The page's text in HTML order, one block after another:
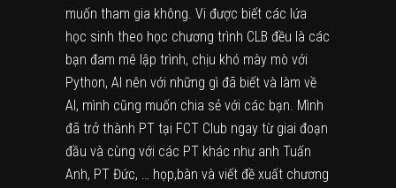
muốn tham gia không. Vi được biết các lứa
học sinh theo học chương trình CLB đều là các
bạn đam mê lập trình, chịu khó mày mò với
Python, AI nên với những gì đã biết và làm về
AI, mình cũng muốn chia sẻ với các bạn. Mình
đã trở thành PT tại FCT Club ngay từ giai đoạn
đầu và cùng với các PT khác như anh Tuấn
Anh, PT Đức, … họp,bàn và viết đề xuất chương